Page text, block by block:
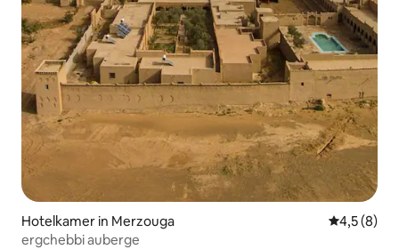
Hotelkamer in Merzouga
4,5 (8)
ergchebbi auberge